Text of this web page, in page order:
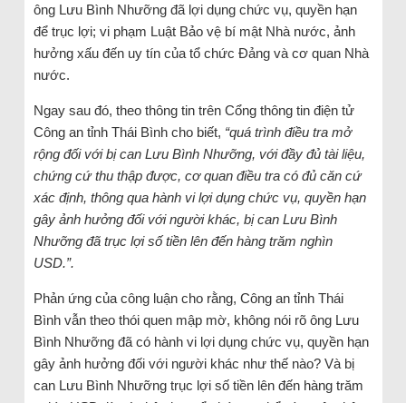
ông Lưu Bình Nhưỡng đã lợi dụng chức vụ, quyền hạn
để trục lợi; vi phạm Luật Bảo vệ bí mật Nhà nước, ảnh
hưởng xấu đến uy tín của tổ chức Đảng và cơ quan Nhà
nước.
Ngay sau đó, theo thông tin trên Cổng thông tin điện tử
Công an tỉnh Thái Bình cho biết, “quá trình điều tra mở
rộng đối với bị can Lưu Bình Nhưỡng, với đầy đủ tài liệu,
chứng cứ thu thập được, cơ quan điều tra có đủ căn cứ
xác định, thông qua hành vi lợi dụng chức vụ, quyền hạn
gây ảnh hưởng đối với người khác, bị can Lưu Bình
Nhưỡng đã trục lợi số tiền lên đến hàng trăm nghìn
USD.”.
Phản ứng của công luận cho rằng, Công an tỉnh Thái
Bình vẫn theo thói quen mập mờ, không nói rõ ông Lưu
Bình Nhưỡng đã có hành vi lợi dụng chức vụ, quyền hạn
gây ảnh hưởng đối với người khác như thế nào? Và bị
can Lưu Bình Nhưỡng trục lợi số tiền lên đến hàng trăm